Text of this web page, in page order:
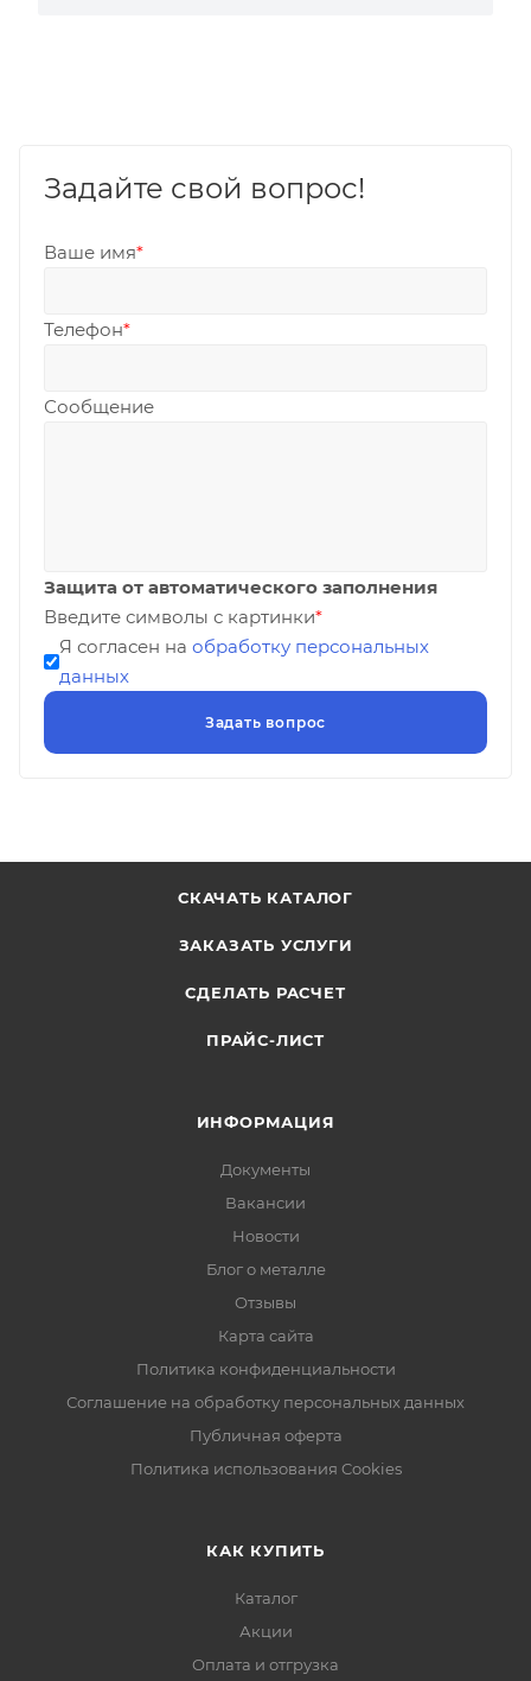
Задайте свой вопрос!
Ваше имя*
Телефон*
Сообщение
Защита от автоматического заполнения
Введите символы с картинки*
Я согласен на обработку персональных
данных
СКАЧАТЬ КАТАЛОГ
ЗАКАЗАТЬ УСЛУГИ
СДЕЛАТЬ РАСЧЕТ
ПРАЙС-ЛИСТ
ИНФОРМАЦИЯ
Документы
Вакансии
Новости
Блог о металле
Отзывы
Карта сайта
Политика конфиденциальности
Соглашение на обработку персональных данных
Публичная оферта
Политика использования Cookies
КАК КУПИТЬ
Каталог
Акции
Оплата и отгрузка